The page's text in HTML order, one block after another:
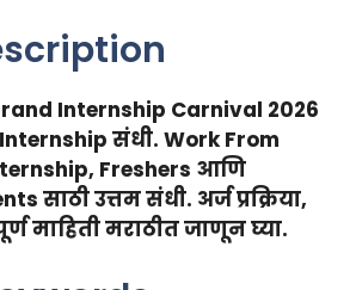
Internship Carnival 2026
संधी. Work From
Freshers आणि
साठी उत्तम संधी. अर्ज प्रक्रिया,
माहिती मराठीत जाणून घ्या.